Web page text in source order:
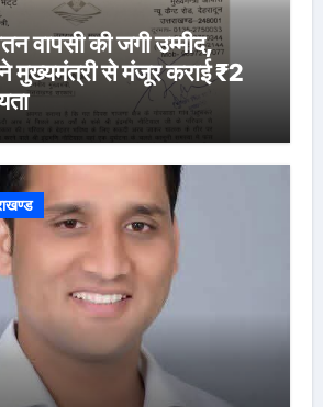
वापसी की जगी उम्मीद,
मुख्यमंत्री से मंजूर कराई ₹2